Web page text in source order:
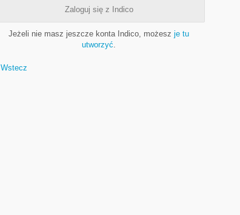
Zaloguj się z Indico
Jeżeli nie masz jeszcze konta Indico, możesz je tu
utworzyć
Wstecz